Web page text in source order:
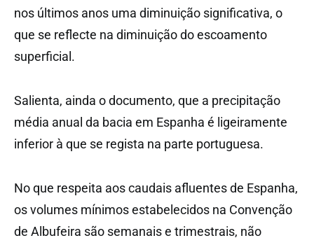
nos últimos anos uma diminuição significativa, o
que se reflecte na diminuição do escoamento
superficial.
Salienta, ainda o documento, que a precipitação
média anual da bacia em Espanha é ligeiramente
inferior à que se regista na parte portuguesa.
No que respeita aos caudais afluentes de Espanha,
os volumes mínimos estabelecidos na Convenção
de Albufeira são semanais e trimestrais, não